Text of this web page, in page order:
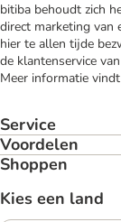
bitiba behoudt zich
direct marketing van
hier te allen tijde
de klantenservice
Meer informatie
Service
Voordelen
Shoppen
Kies een land